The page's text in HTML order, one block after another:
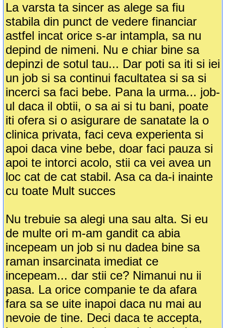
La varsta ta sincer as alege sa fiu
stabila din punct de vedere financiar
astfel incat orice s-ar intampla, sa nu
depind de nimeni. Nu e chiar bine sa
depinzi de sotul tau... Dar poti sa iti si iei
un job si sa continui facultatea si sa si
incerci sa faci bebe. Pana la urma... job-
ul daca il obtii, o sa ai si tu bani, poate
iti ofera si o asigurare de sanatate la o
clinica privata, faci ceva experienta si
apoi daca vine bebe, doar faci pauza si
apoi te intorci acolo, stii ca vei avea un
loc cat de cat stabil. Asa ca da-i inainte
cu toate Mult succes
Nu trebuie sa alegi una sau alta. Si eu
de multe ori m-am gandit ca abia
incepeam un job si nu dadea bine sa
raman insarcinata imediat ce
incepeam... dar stii ce? Nimanui nu ii
pasa. La orice companie te da afara
fara sa se uite inapoi daca nu mai au
nevoie de tine. Deci daca te accepta,